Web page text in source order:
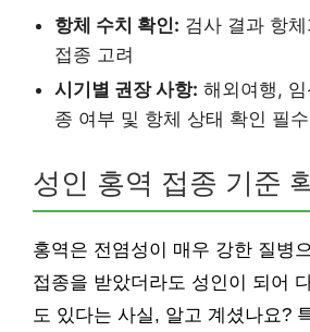
항체 수치 확인: 검사 결과 항
접종 고려
시기별 권장 사항: 해외여행,
종 여부 및 항체 상태 확인 필수
성인 홍역 접종 기준
홍역은 전염성이 매우 강한 질병
접종을 받았더라도 성인이 되어
도 있다는 사실, 알고 계셨나요?